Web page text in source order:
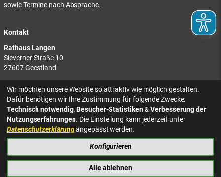
sowie Termine nach Absprache.
Kontakt
Rathaus Langen
Sieverner Straße 10
27607 Geestland
Rathaus Bad Bederkesa
Am Markt 8
27624 Geestland
Tel.: 04743 937-2300
KONTAKT
IMPRESSUM
NACH OBEN
Wir möchten unsere Website so attraktiv wie möglich gestalten.
Dafür benötigen wir Ihre Zustimmung für folgende Zwecke:
Technisch notwendig, Besucher-Statistiken & Verbesserung der
Nutzungserfahrungen. Die Einstellung kann jederzeit unter
Datenschutzerklärungangepasst werden.
Konfigurieren
Alle ablehnen